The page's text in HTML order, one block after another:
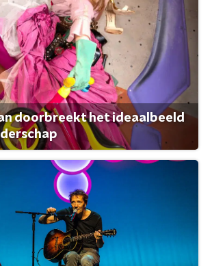
doorbreekt het ideaalbeeld